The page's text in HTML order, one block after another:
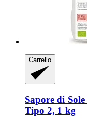
Carrello
Sapore di Sole
Tipo 2, 1 kg